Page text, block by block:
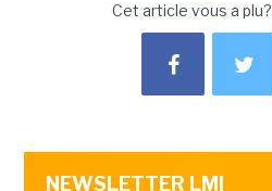
Cet article vous a plu?
NEWSLETTER LMI